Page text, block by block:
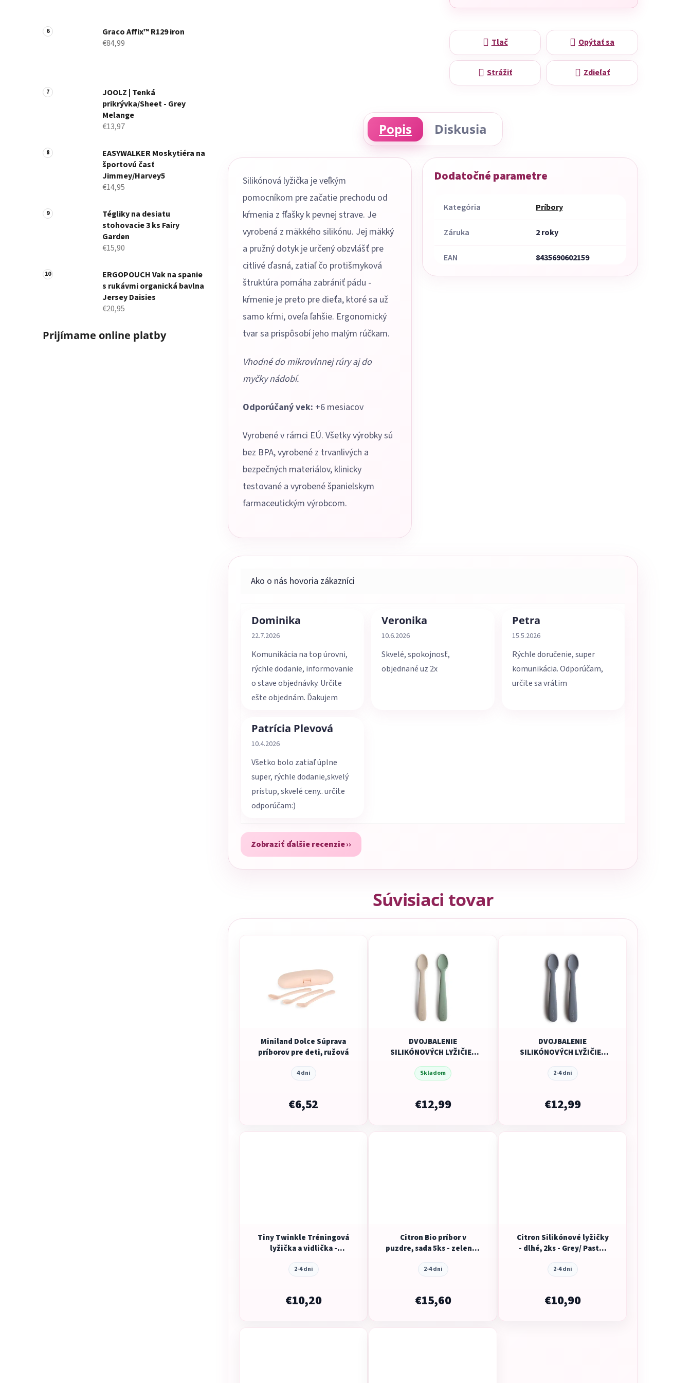
Graco Affix™ R129 iron
€84,99
JOOLZ | Tenká
prikrývka/Sheet - Grey
Melange
€13,97
EASYWALKER Moskytiéra na
športovú časť
Jimmey/Harvey5
€14,95
Tégliky na desiatu
stohovacie 3 ks Fairy
Garden
€15,90
ERGOPOUCH Vak na spanie
s rukávmi organická bavlna
Jersey Daisies
€20,95
Prijímame online platby
Tlač Opýtať sa
Strážiť Zdieľať
Popis Diskusia
Silikónová lyžička je veľkým
pomocníkom pre začatie prechodu od
kŕmenia z fľašky k pevnej strave. Je
vyrobená z mäkkého silikónu. Jej mäkký
a pružný dotyk je určený obzvlášť pre
citlivé ďasná, zatiaľ čo protišmyková
štruktúra pomáha zabrániť pádu -
kŕmenie je preto pre dieťa, ktoré sa už
samo kŕmi, oveľa ľahšie. Ergonomický
tvar sa prispôsobí jeho malým rúčkam.
Vhodné do mikrovlnnej rúry aj do
myčky nádobí.
Odporúčaný vek: +6 mesiacov
Vyrobené v rámci EÚ. Všetky výrobky sú
bez BPA, vyrobené z trvanlivých a
bezpečných materiálov, klinicky
testované a vyrobené španielskym
farmaceutickým výrobcom.
Dodatočné parametre
Kategória Príbory
Záruka 2 roky
EAN 8435690602159
Dominika
Hodnotenie obchodu je 5 z 5 hviezdičiek.
22.7.2026
Komunikácia na top úrovni,
rýchle dodanie, informovanie
o stave objednávky. Určite
ešte objednám. Ďakujem
Veronika
Hodnotenie obchodu je 5 z 5 hviezdičiek.
10.6.2026
Skvelé, spokojnosť,
objednané uz 2x
Petra
Hodnotenie obchodu je 5 z 5 hviezdičiek.
15.5.2026
Rýchle doručenie, super
komunikácia. Odporúčam,
určite sa vrátim
Patrícia Plevová
Hodnotenie obchodu je 5 z 5 hviezdičiek.
10.4.2026
Všetko bolo zatiaľ úplne
super, rýchle dodanie,skvelý
prístup, skvelé ceny.. určite
odporúčam:)
Zobraziť ďalšie recenzie
Súvisiaci tovar
Miniland Dolce Súprava
príborov pre deti, ružová
4 dni
€6,52
DVOJBALENIE
SILIKÓNOVÝCH LYŽIČIEK
BLUE/ SHIFTING SAND
Skladom
€12,99
DVOJBALENIE
SILIKÓNOVÝCH LYŽIČIEK
2-4 dni
€12,99
Tiny Twinkle Tréningová
lyžička a vidlička -
2-4 dni
€10,20
Citron Bio príbor v
puzdre, sada 5ks - zelená /
2-4 dni
€15,60
Citron Silikónové lyžičky
- dlhé, 2ks - Grey/ Pastel
2-4 dni
€10,90